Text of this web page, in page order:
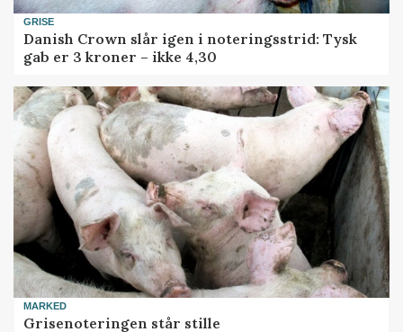
GRISE
Danish Crown slår igen i noteringsstrid: Tysk
gab er 3 kroner – ikke 4,30
MARKED
Grisenoteringen står stille